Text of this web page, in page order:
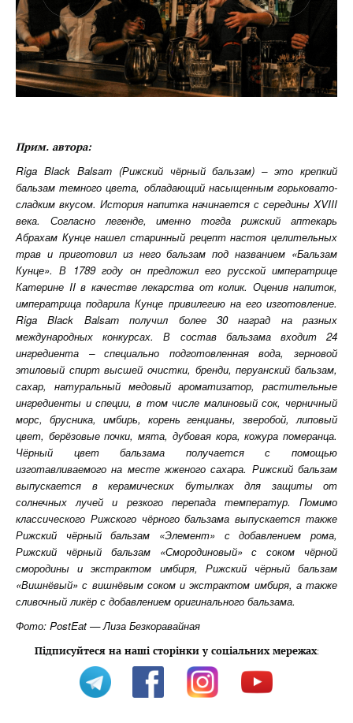
Прим. автора:
Riga Black Balsam (Рижский чёрный бальзам) – это крепкий
бальзам темного цвета, обладающий насыщенным горьковато-
сладким вкусом. История напитка начинается с середины XVIII
века. Согласно легенде, именно тогда рижский аптекарь
Абрахам Кунце нашел старинный рецепт настоя целительных
трав и приготовил из него бальзам под названием «Бальзам
Кунце». В 1789 году он предложил его русской императрице
Катерине II в качестве лекарства от колик. Оценив напиток,
императрица подарила Кунце привилегию на его изготовление.
Riga Black Balsam получил более 30 наград на разных
международных конкурсах. В состав бальзама входит 24
ингредиента – специально подготовленная вода, зерновой
этиловый спирт высшей очистки, бренди, перуанский бальзам,
сахар, натуральный медовый ароматизатор, растительные
ингредиенты и специи, в том числе малиновый сок, черничный
морс, брусника, имбирь, корень генцианы, зверобой, липовый
цвет, берёзовые почки, мята, дубовая кора, кожура померанца.
Чёрный цвет бальзама получается с помощью
изготавливаемого на месте жженого сахара. Рижский бальзам
выпускается в керамических бутылках для защиты от
солнечных лучей и резкого перепада температур. Помимо
классического Рижского чёрного бальзама выпускается также
Рижский чёрный бальзам «Элемент» с добавлением рома,
Рижский чёрный бальзам «Смородиновый» с соком чёрной
смородины и экстрактом имбиря, Рижский чёрный бальзам
«Вишнёвый» с вишнёвым соком и экстрактом имбиря, а также
сливочный ликёр с добавлением оригинального бальзама.
Фото: PostEat — Лиза Безкоравайная
Підписуйтеся на наші сторінки у соціальних мережах: